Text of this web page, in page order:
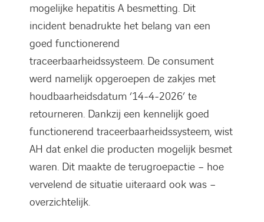
mogelijke hepatitis A besmetting. Dit
incident benadrukte het belang van een
goed functionerend
traceerbaarheidssysteem. De consument
werd namelijk opgeroepen de zakjes met
houdbaarheidsdatum ‘14-4-2026’ te
retourneren. Dankzij een kennelijk goed
functionerend traceerbaarheidssysteem, wist
AH dat enkel die producten mogelijk besmet
waren. Dit maakte de terugroepactie – hoe
vervelend de situatie uiteraard ook was –
overzichtelijk.